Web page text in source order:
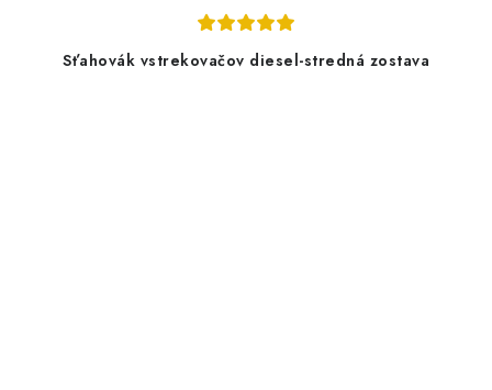
Sťahovák vstrekovačov diesel-stredná zostava